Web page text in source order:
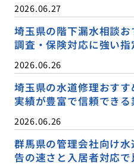
2026.06.27
埼玉県の階下漏水相談
調査・保険対応に強い
2026.06.26
埼玉県の水道修理おす
実績が豊富で信頼でき
2026.06.26
群馬県の管理会社向け
告の速さと入居者対応で